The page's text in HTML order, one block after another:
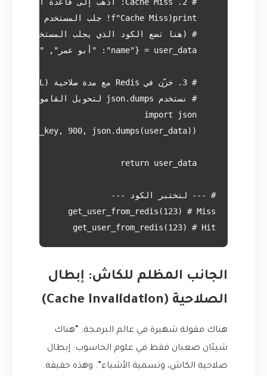
get_user_from_redis(123) # Hit
الجانب المظلم للكاش: إبطال
الصلاحية (Cache Invalidation)
هناك مقولة شهيرة في عالم البرمجة: “هناك
شيئان صعبان فقط في علوم الحاسوب: إبطال
صلاحية الكاش، وتسمية الأشياء”. وهذه حقيقة.